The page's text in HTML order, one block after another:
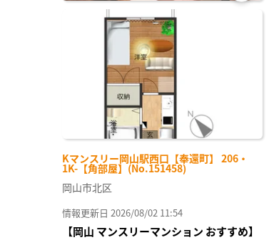
Kマンスリー岡山駅西口【奉還町】 206・
1K-【角部屋】(No.151458)
お気
岡山市北区
情報更新日 2026/08/02 11:54
【岡山 マンスリーマンション おすすめ】